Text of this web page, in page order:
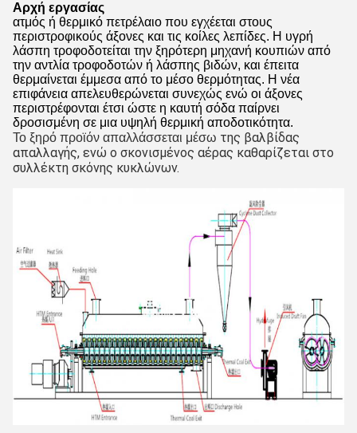
Αρχή εργασίας
ατμός ή θερμικό πετρέλαιο που εγχέεται στους
περιστροφικούς άξονες και τις κοίλες λεπίδες. Η υγρή
λάσπη τροφοδοτείται την ξηρότερη μηχανή κουπιών από
την αντλία τροφοδοτών ή λάσπης βιδών, και έπειτα
θερμαίνεται έμμεσα από το μέσο θερμότητας. Η νέα
επιφάνεια απελευθερώνεται συνεχώς ενώ οι άξονες
περιστρέφονται έτσι ώστε η καυτή σόδα παίρνει
δροσισμένη σε μια υψηλή θερμική αποδοτικότητα.
Το ξηρό προϊόν απαλλάσσεται μέσω της βαλβίδας
απαλλαγής, ενώ ο σκονισμένος αέρας καθαρίζεται στο
συλλέκτη σκόνης κυκλώνων.